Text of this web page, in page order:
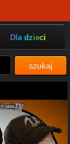
Dla dzieci
szukaj